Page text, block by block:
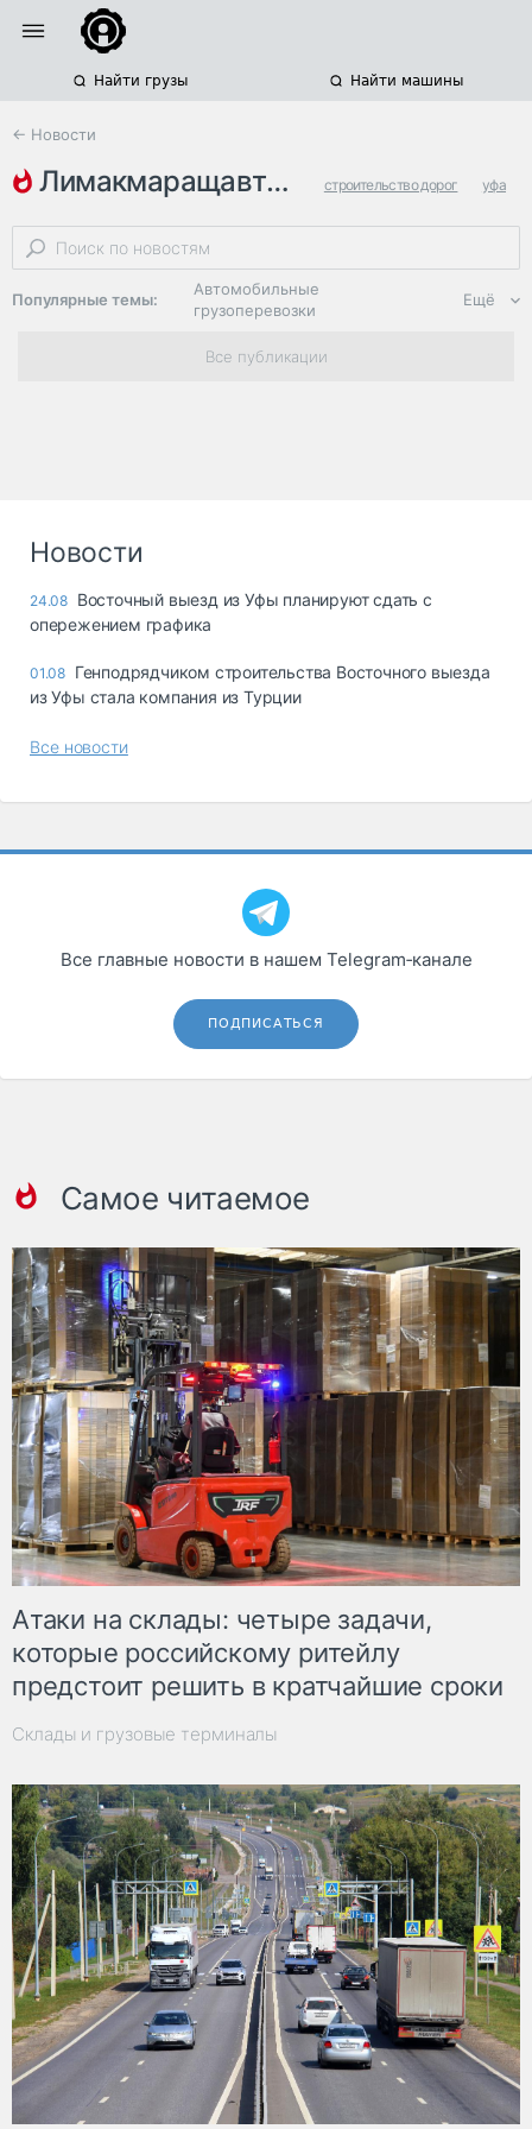
Найти грузы Найти машины
← Новости
лимакмаращавтодороги строительство дорог уфа
башкортостан
Популярные темы:
Автомобильные
грузоперевозки
Региональная
логистика
опасные грузы
страхование
Спецтехника
Автосервис,
запчасти, шины
Топливо, масла и
автохимия
Ещё
Все публикации
Новости
24.08 Восточный выезд из Уфы планируют сдать с
опережением графика
01.08 Генподрядчиком строительства Восточного выезда
из Уфы стала компания из Турции
Все новости
Все главные новости в нашем Telegram‑канале
ПОДПИСАТЬСЯ
Самое читаемое
Атаки на склады: четыре задачи,
которые российскому ритейлу
предстоит решить в кратчайшие сроки
Склады и грузовые терминалы